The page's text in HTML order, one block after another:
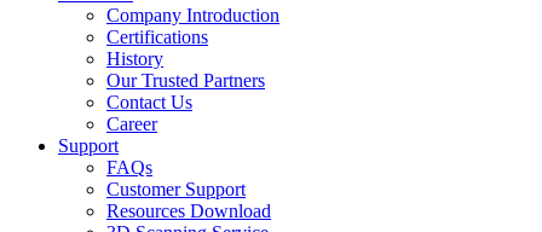
Company Introduction
Certifications
History
Our Trusted Partners
Contact Us
Career
Support
FAQs
Customer Support
Resources Download